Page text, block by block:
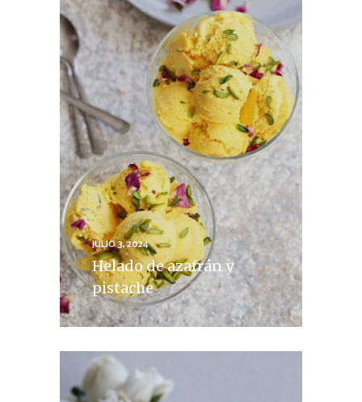
JULIO 3, 2024
Helado de azafrán y
pistache